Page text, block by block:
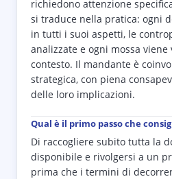
richiedono attenzione
si traduce nella pratica: ogni
in tutti i suoi aspetti, le
analizzate e ogni mossa
contesto. Il mandante è
strategica, con piena
delle loro implicazioni.
Qual è il primo passo che
Di raccogliere subito tutta la
disponibile e rivolgersi a un
prima che i termini di